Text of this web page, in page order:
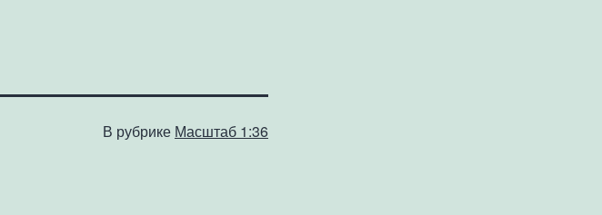
В рубрике Масштаб 1:36